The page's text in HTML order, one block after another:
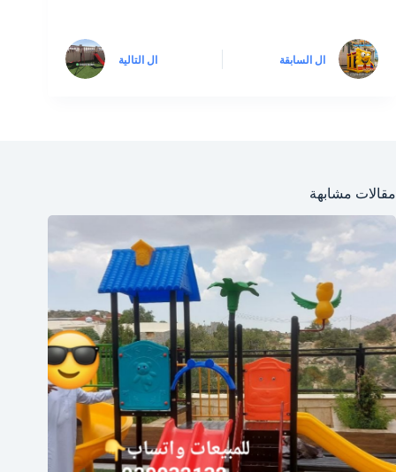
ال السابقة ال التالية
مقالات مشابهة